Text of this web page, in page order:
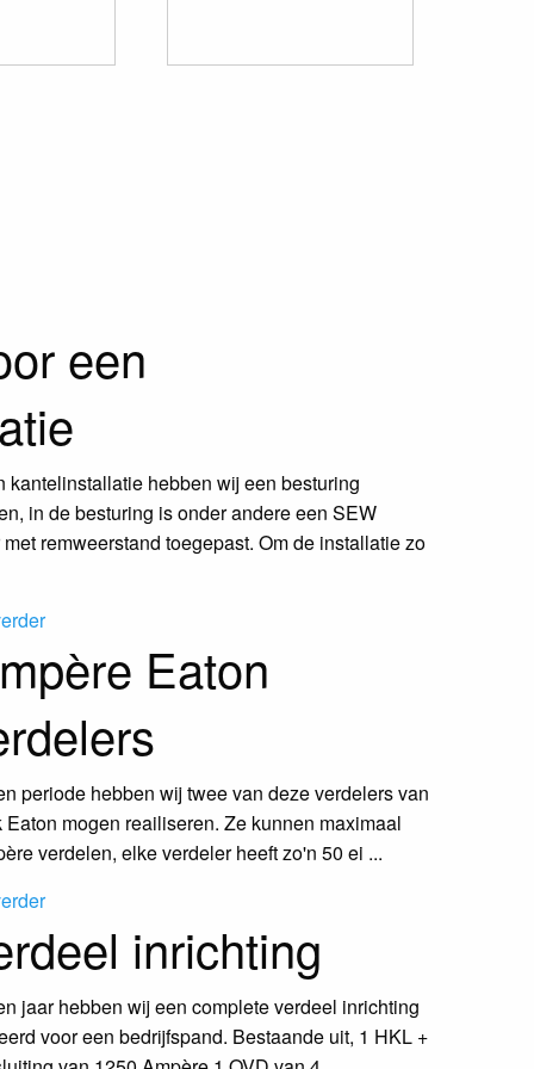
een
kantelinstallatie hebben wij een besturing
in de besturing is onder andere een SEW
remweerstand toegepast. Om de installatie zo
Eaton
periode hebben wij twee van deze verdelers van
Eaton mogen reailiseren. Ze kunnen maximaal
verdelen, elke verdeler heeft zo'n 50 ei ...
inrichting
jaar hebben wij een complete verdeel inrichting
voor een bedrijfspand. Bestaande uit, 1 HKL +